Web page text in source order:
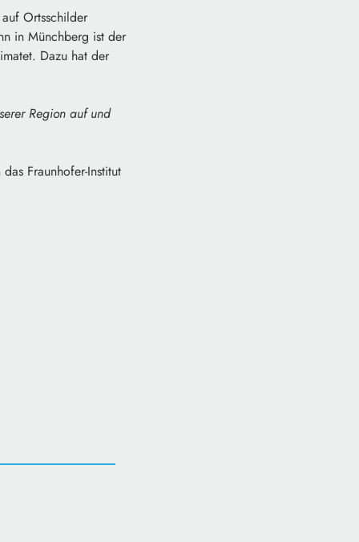
Ortsschilder
in Münchberg ist der
Dazu hat der
Region auf und
Fraunhofer-Institut